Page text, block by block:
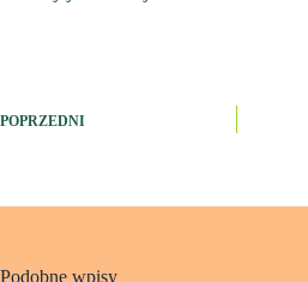
POPRZEDNI
Podobne wpisy